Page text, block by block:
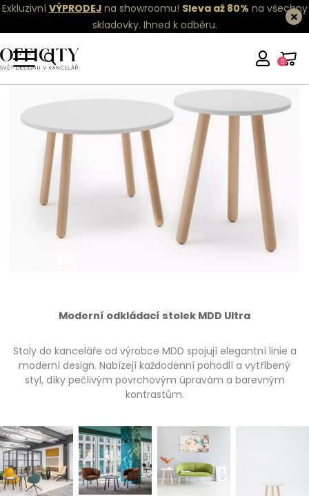
Exkluzivní VÝPRODEJ na showroomu! Sleva až 80% na všechny
skladovky. Ihned k odběru.
0
Moderní odkládací stolek MDD Ultra
Stoly do kanceláře od výrobce MDD spojují elegantní linie a
moderní design. Nabízejí každodenní pohodlí a vytříbený
styl, díky pečlivým povrchovým úpravám a barevným
kontrastům.